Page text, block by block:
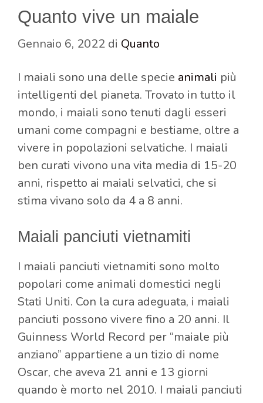
Quanto vive un maiale
Gennaio 6, 2022 di Quanto
I maiali sono una delle specie animali più
intelligenti del pianeta. Trovato in tutto il
mondo, i maiali sono tenuti dagli esseri
umani come compagni e bestiame, oltre a
vivere in popolazioni selvatiche. I maiali
ben curati vivono una vita media di 15-20
anni, rispetto ai maiali selvatici, che si
stima vivano solo da 4 a 8 anni.
Maiali panciuti vietnamiti
I maiali panciuti vietnamiti sono molto
popolari come animali domestici negli
Stati Uniti. Con la cura adeguata, i maiali
panciuti possono vivere fino a 20 anni. Il
Guinness World Record per “maiale più
anziano” appartiene a un tizio di nome
Oscar, che aveva 21 anni e 13 giorni
quando è morto nel 2010. I maiali panciuti